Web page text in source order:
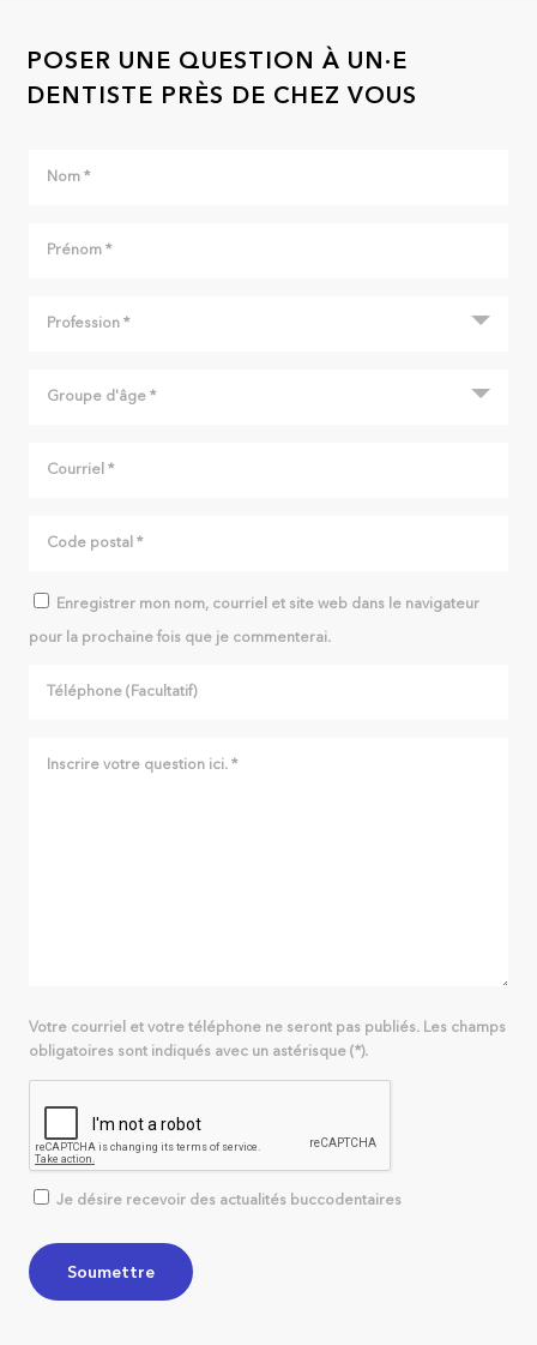
POSER UNE QUESTION À UN·E
DENTISTE PRÈS DE CHEZ VOUS
Enregistrer mon nom, courriel et site web dans le navigateur
pour la prochaine fois que je commenterai.
Votre courriel et votre téléphone ne seront pas publiés. Les champs
obligatoires sont indiqués avec un astérisque (*).
Je désire recevoir des actualités buccodentaires